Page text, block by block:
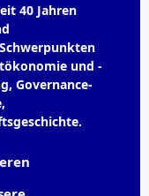
40 Jahren
und -
Governance-